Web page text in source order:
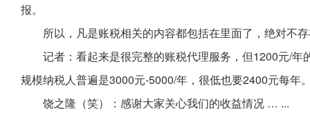
报。
所以，凡是账税相关的内容都包括在里面了，绝对不
记者：看起来是很完整的账税代理服务，但1200元/
规模纳税人普遍是3000元-5000/年，很低也要2400元每年
饶之隆（笑）：感谢大家关心我们的收益情况 … ...